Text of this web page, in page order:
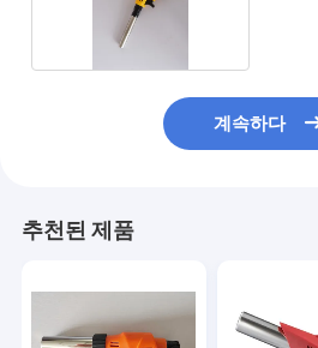
계속하다
추천된 제품